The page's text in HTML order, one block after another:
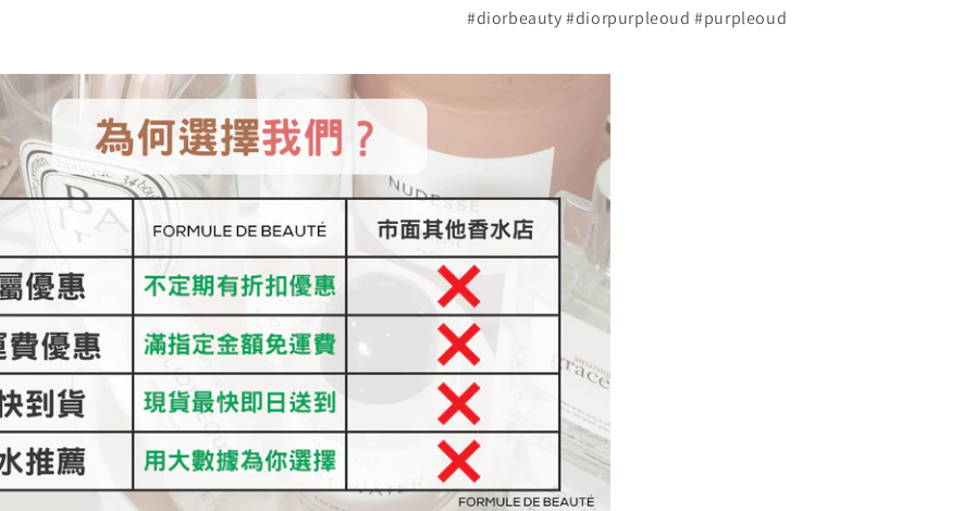
#diorbeauty #diorpurpleoud #purpleoud